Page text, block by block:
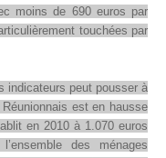
moins de 690 euros par
touchées par
indicateurs peut pousser à
est en hausse
en 2010 à 1.070 euros
des ménages